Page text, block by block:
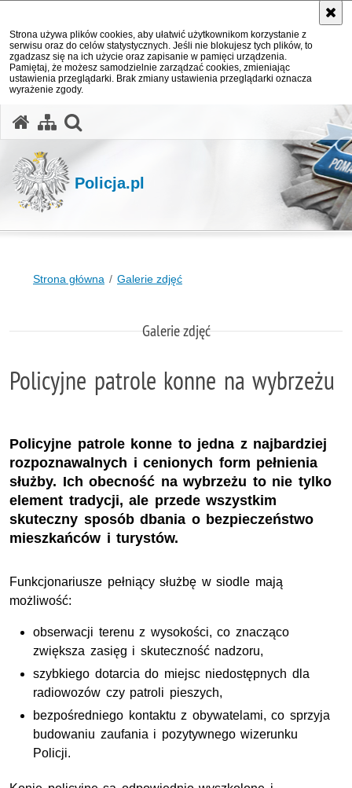
Strona używa plików cookies, aby ułatwić użytkownikom korzystanie z
serwisu oraz do celów statystycznych. Jeśli nie blokujesz tych plików, to
zgadzasz się na ich użycie oraz zapisanie w pamięci urządzenia.
Pamiętaj, że możesz samodzielnie zarządzać cookies, zmieniając
ustawienia przeglądarki. Brak zmiany ustawienia przeglądarki oznacza
wyrażenie zgody.
Policja.pl
Strona główna Galerie zdjęć
Galerie zdjęć
Policyjne patrole konne na wybrzeżu
Policyjne patrole konne to jedna z najbardziej
rozpoznawalnych i cenionych form pełnienia
służby. Ich obecność na wybrzeżu to nie tylko
element tradycji, ale przede wszystkim
skuteczny sposób dbania o bezpieczeństwo
mieszkańców i turystów.
Funkcjonariusze pełniący służbę w siodle mają
możliwość:
obserwacji terenu z wysokości, co znacząco
zwiększa zasięg i skuteczność nadzoru,
szybkiego dotarcia do miejsc niedostępnych dla
radiowozów czy patroli pieszych,
bezpośredniego kontaktu z obywatelami, co sprzyja
budowaniu zaufania i pozytywnego wizerunku
Policji.